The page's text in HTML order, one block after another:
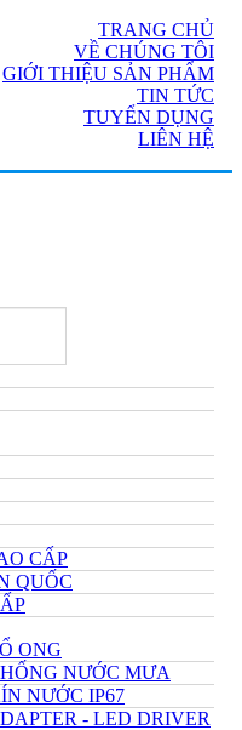
TRANG CHỦ
VỀ CHÚNG TÔI
GIỚI THIỆU SẢN PHẨM
TIN TỨC
TUYỂN DỤNG
LIÊN HỆ
CẤP
QUỐC
ONG
NƯỚC MƯA
NƯỚC IP67
- LED DRIVER